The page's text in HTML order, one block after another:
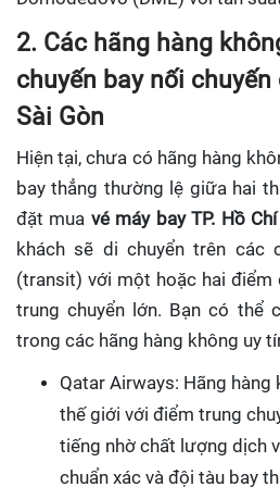
2. Các hãng hàng
chuyến bay nối
Sài Gòn
Hiện tại, chưa có hãng hàng
bay thẳng thường lệ giữa hai
đặt mua vé máy bay TP. Hồ
khách sẽ di chuyển trên các
(transit) với một hoặc hai
trung chuyển lớn. Bạn có thể
trong các hãng hàng không uy
Qatar Airways: Hãng
thế giới với điểm trung
tiếng nhờ chất lượng dịch
chuẩn xác và đội tàu bay